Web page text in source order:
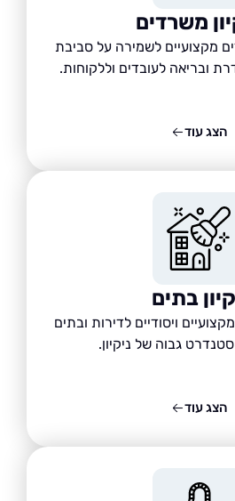
לשמירה על סביבת
לעובדים וללקוחות.
ויסודיים לדירות ובתים
של ניקיון.